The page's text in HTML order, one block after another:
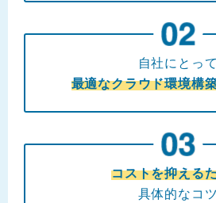
自社にとって
最適なクラウド環境構
コストを抑える
具体的なコツ